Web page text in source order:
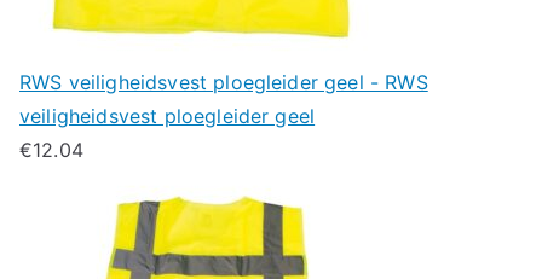
RWS veiligheidsvest ploegleider geel - RWS
veiligheidsvest ploegleider geel
€12.04